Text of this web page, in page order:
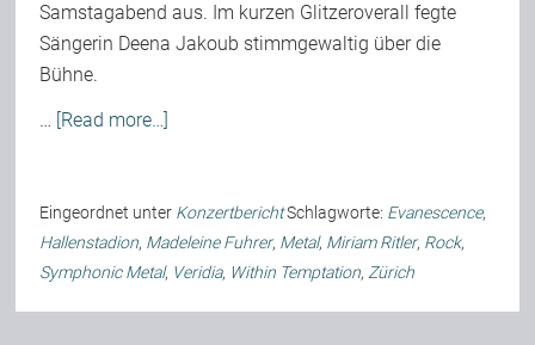
Samstagabend aus. Im kurzen Glitzeroverall fegte
Sängerin Deena Jakoub stimmgewaltig über die
Bühne.
… [Read more…]
Eingeordnet unter KonzertberichtSchlagworte: Evanescence,
Hallenstadion, Madeleine Fuhrer, Metal, Miriam Ritler, Rock,
Symphonic Metal, Veridia, Within Temptation, Zürich